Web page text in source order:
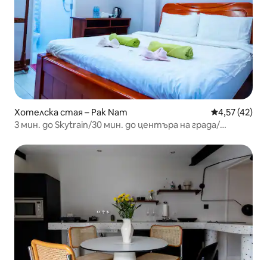
Хотелска стая – Pak Nam Средна
4,57 (42)
3 мин. до Skytrain/30 мин. до центъра на града/